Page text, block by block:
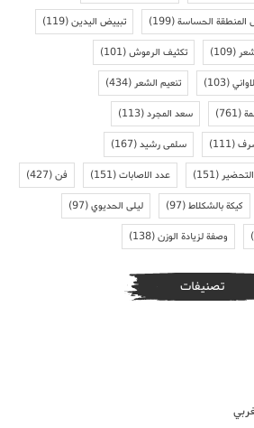
المنطقة الحساسة(199) تبييض اليدين(119)
(109) تكثيف الرموش(101)
(103) تنعيم الشعر(434)
(761) سعد المجرد(113)
(111) سلمى رشيد(167)
(151) عدد الاصابات(151) فن(427)
كيكة بالشكلاط(97) ليلى الحديوي(97)
وصفة لزيادة الوزن(138)
تصنيفات